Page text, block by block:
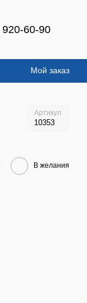
60-90
Мой заказ
Артикул
10353
В желания